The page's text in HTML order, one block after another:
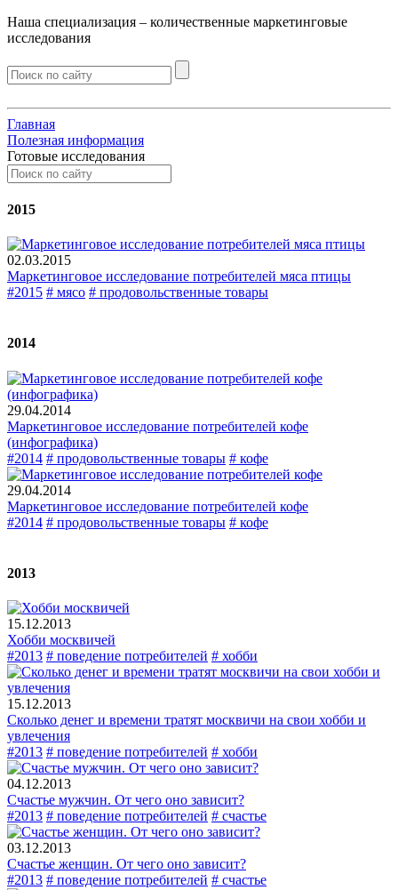
Наша специализация – количественные маркетинговые
исследования
Главная
Полезная информация
Готовые исследования
2015
02.03.2015
Маркетинговое исследование потребителей мяса птицы
#2015 # мясо # продовольственные товары
2014
29.04.2014
Маркетинговое исследование потребителей кофе
(инфографика)
#2014 # продовольственные товары # кофе
29.04.2014
Маркетинговое исследование потребителей кофе
#2014 # продовольственные товары # кофе
2013
15.12.2013
Хобби москвичей
#2013 # поведение потребителей # хобби
15.12.2013
Сколько денег и времени тратят москвичи на свои хобби и
увлечения
#2013 # поведение потребителей # хобби
04.12.2013
Счастье мужчин. От чего оно зависит?
#2013 # поведение потребителей # счастье
03.12.2013
Счастье женщин. От чего оно зависит?
#2013 # поведение потребителей # счастье